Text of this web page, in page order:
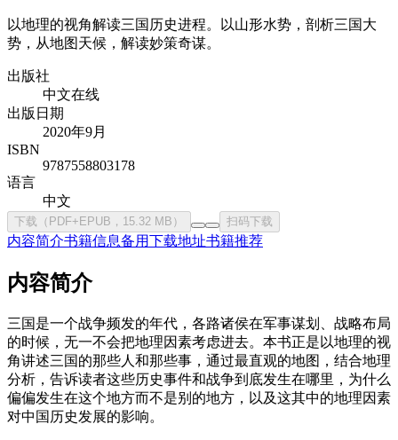
以地理的视角解读三国历史进程。以山形水势，剖析三国大
势，从地图天候，解读妙策奇谋。
出版社
中文在线
出版日期
2020年9月
ISBN
9787558803178
语言
中文
下载（PDF+EPUB，15.32 MB） 扫码下载
内容简介书籍信息备用下载地址书籍推荐
内容简介
三国是一个战争频发的年代，各路诸侯在军事谋划、战略布局
的时候，无一不会把地理因素考虑进去。本书正是以地理的视
角讲述三国的那些人和那些事，通过最直观的地图，结合地理
分析，告诉读者这些历史事件和战争到底发生在哪里，为什么
偏偏发生在这个地方而不是别的地方，以及这其中的地理因素
对中国历史发展的影响。